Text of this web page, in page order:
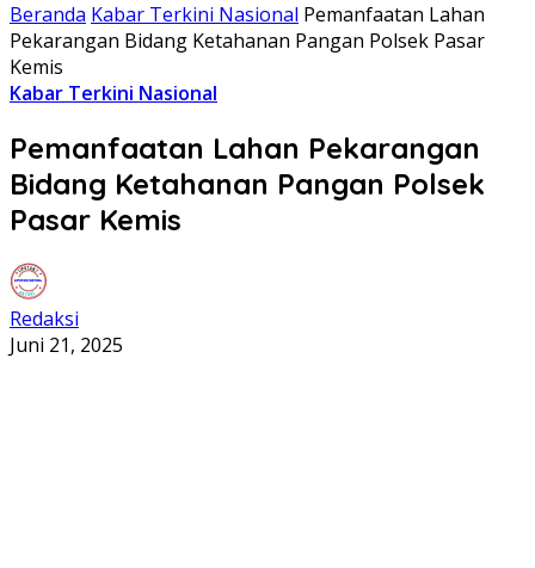
Beranda Kabar Terkini Nasional Pemanfaatan Lahan
Pekarangan Bidang Ketahanan Pangan Polsek Pasar
Kemis
Kabar Terkini Nasional
Pemanfaatan Lahan Pekarangan
Bidang Ketahanan Pangan Polsek
Pasar Kemis
Redaksi
Juni 21, 2025